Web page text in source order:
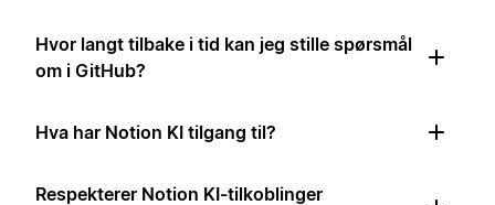
Hvor langt tilbake i tid kan jeg stille spørsmål
om i GitHub?
Hva har Notion KI tilgang til?
Respekterer Notion KI-tilkoblinger